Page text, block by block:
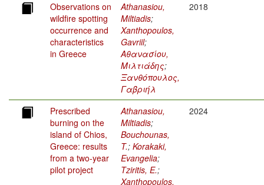
Observations on
wildfire spotting
occurrence and
characteristics
in Greece
Athanasiou,
Miltiadis;
Xanthopoulos,
Gavriil;
Αθανασίου,
Μιλτιάδης;
Ξανθόπουλος,
Γαβριήλ
2018
Prescribed
burning on the
island of Chios,
Greece: results
from a two-year
pilot project
Athanasiou,
Miltiadis;
Bouchounas,
T.; Korakaki,
Evangelia;
Tziritis, E.;
Xanthopoulos,
2024